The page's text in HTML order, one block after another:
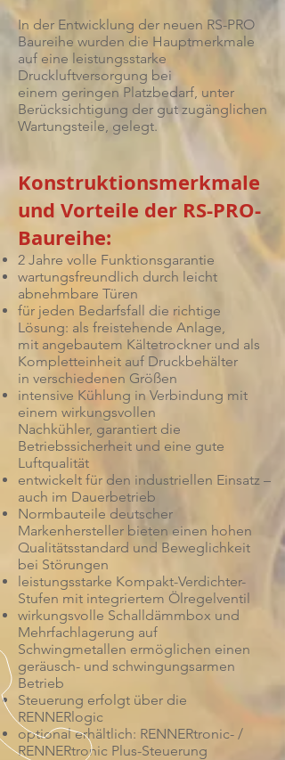
In der Entwicklung der neuen RS-PRO
Baureihe wurden die Hauptmerkmale
auf eine leistungsstarke
Druckluftversorgung bei
einem geringen Platzbedarf, unter
Berücksichtigung der gut zugänglichen
Wartungsteile, gelegt.
Konstruktionsmerkmale
und Vorteile der RS-PRO-
Baureihe:
2 Jahre volle Funktionsgarantie
wartungsfreundlich durch leicht
abnehmbare Türen
für jeden Bedarfsfall die richtige
Lösung: als freistehende Anlage,
mit angebautem Kältetrockner und als
Kompletteinheit auf Druckbehälter
in verschiedenen Größen
intensive Kühlung in Verbindung mit
einem wirkungsvollen
Nachkühler, garantiert die
Betriebssicherheit und eine gute
Luftqualität
entwickelt für den industriellen Einsatz –
auch im Dauerbetrieb
Normbauteile deutscher
Markenhersteller bieten einen hohen
Qualitätsstandard und Beweglichkeit
bei Störungen
leistungsstarke Kompakt-Verdichter-
Stufen mit integriertem Ölregelventil
wirkungsvolle Schalldämmbox und
Mehrfachlagerung auf
Schwingmetallen ermöglichen einen
geräusch- und schwingungsarmen
Betrieb
Steuerung erfolgt über die
RENNERlogic
optional erhältlich: RENNERtronic- /
RENNERtronic Plus-Steuerung